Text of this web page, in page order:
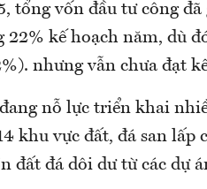
tổng vốn đầu tư công
22% kế hoạch năm, dù
nhưng vẫn chưa đạt
nỗ lực triển khai
khu vực đất, đá san
đất đá dôi dư từ các dự